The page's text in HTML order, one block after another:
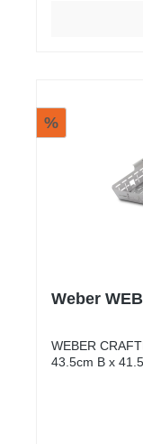
%
Weber
WEBER CRAFTED
43.5cm B x